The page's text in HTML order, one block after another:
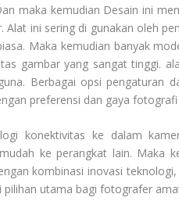
maka kemudian Desain ini
ini sering di gunakan oleh
Maka kemudian banyak
gambar yang sangat tinggi.
Berbagai opsi pengaturan
preferensi dan gaya
konektivitas ke dalam
ke perangkat lain. Maka
kombinasi inovasi
utama bagi fotografer